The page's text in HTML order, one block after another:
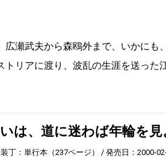
瀬武夫から森鴎外まで、いかにも
リアに渡り、波乱の生涯を送った
は、道に迷わば年輪を見
装丁：単行本（237ページ） 発売日：2000-